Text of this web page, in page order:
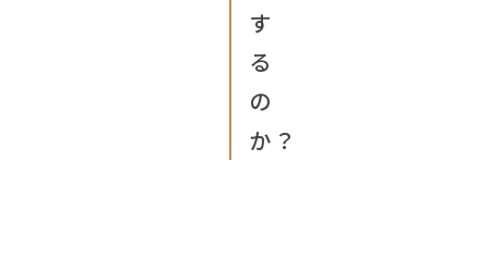
す
る
の
か？